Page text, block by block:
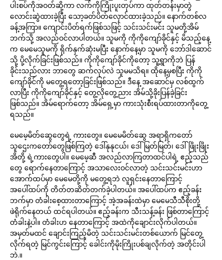
ပါးစပ်ကိုအဝတ်ဆို့ကာ လက်ကိုကြိုးပူးတုပ်ကာ ထုတ်တန်းမှာတွဲ
လောင်းဆွဲထားခဲ့ပြီး သော့ခတ်ပိတ်လှောင်ထားခဲ့သည်။ နောက်တစ်လ
ခန့်အကြာ။ ကျောင်းပိတ်ရက်ဖြစ်သဖြင့် သင်းသင်းမင်း သူမတို့အိမ်
ဘက်သို့ အလည်ဝင်လာပါတယ်။ သူမကို ကိုကိုကျော်ခိုင်နှင့် မိသည့်နေ့
က မေမေသူမကို ရိုက်နှက်ဆုံးမပြီး နောက်နေ့မှာ သူမကို ဘော်ဒါဆောင်
သို့ ပို့လိုက်ခြင်းဖြစ်သည်။ ကိုကိုကျော်ခိုင်ကိုတော့ သူ့ရွာကိုဘဲ ပြန်
ခိုင်းသည်လား ဘာတွေ ဆက်လုပ်လဲ သူမမသိရ။ ထိုနေ့မှစပြီး ကိုကို
ကျော်ခိုင်ကို မတွေ့ရတော့ခြင်းဖြစ်သည်။ ဒီနေ့ အဆောင်မှ လစ်ထွက်
လာပြီး ကိုကိုကျော်ခိုင်နှင့် တွေ့လိုတွေ့ညား အိမ်သို့ခိုးပြန်ခဲ့ခြင်း
ဖြစ်သည်။ အိမ်ရောက်တော့ အိမ်ရှေ့မှာ ကားသုံးစီးရပ်ထားတာကိုတွေ့
ရသည်။
မေမေ့မိတ်ဆွေတွေရဲ့ ကားတွေ။ မေမေမိတ်ဆွေ အရာရှိကတော်
သူဌေးကတော်တွေဖြစ်ကြတဲ့ ဒေါ်နုနုငယ်၊ ဒေါ်မြတ်မြတ်၊ ဒေါ်ဖြိုးဖြိုး
အိတို့ ရဲ့ကားတွေပါ။ မေမေ့ဆီ အလည်လာကြတာထင်ပါရဲ့ ဧည့်သည်
တွေ ရောက်နေတာကြောင့် အသာလေးဝင်လာတဲ့ သင်းသင်းမင်းဟာ
အောက်ထပ်မှာ မေမေတို့ကို မတွေ့ရဘဲ လူရှင်းနေတာကြောင့်
အပေါ်ထပ်ကို တိတ်တဆိတ်တက်ခဲ့ပါတယ်။ အပေါ်ထပ်က ဧည့်ခန်း
ဘက်မှာ တံခါးစေ့ထားတာကြောင့် အဲ့အခန်းထဲမှာ မေမေသီသီစိုးတို့
ဖဲရိုက်နေတယ် ထင်ရပါတယ်။ ဧည့်ခန်းက သီးသန့်ခန်း ဖြစ်တာကြောင့်
တံခါးနဲ့ပါ။ တံခါးဟ နေတာကြောင့် အထဲကိုချောင်းလိုက်ပါတယ်။
အမှတ်မထင် ချောင်းကြည့်မိတဲ့ သင်းသင်းမင်းတစ်ယောက် မြင်တွေ့
လိုက်ရတဲ့ မြင်ကွင်းကြောင့် ခေါင်းကိုမိုးကြိုးပစ်ချလိုက်တဲ့ အတိုင်းပါ
ဘဲ.။